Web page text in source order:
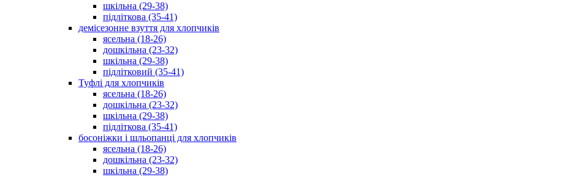
шкільна (29-38)
підліткова (35-41)
демісезонне взуття для хлопчиків
ясельна (18-26)
дошкільна (23-32)
шкільна (29-38)
підлітковий (35-41)
Туфлі для хлопчиків
ясельна (18-26)
дошкільна (23-32)
шкільна (29-38)
підліткова (35-41)
босоніжки і шльопанці для хлопчиків
ясельна (18-26)
дошкільна (23-32)
шкільна (29-38)